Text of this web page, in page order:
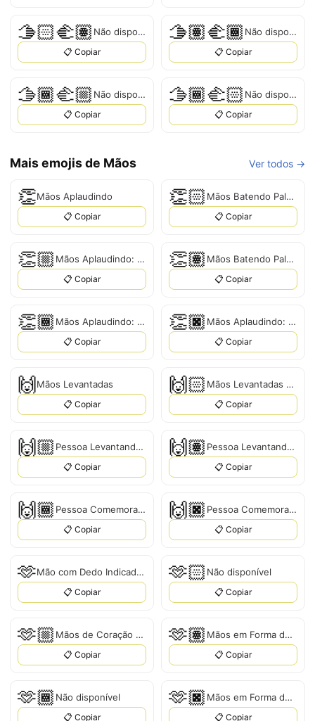
🫱🏻‍🫲🏽 Não disponível
📋 Copiar
🫱🏽‍🫲🏾 Não disponível
📋 Copiar
🫱🏾‍🫲🏼 Não disponível
📋 Copiar
🫱🏾‍🫲🏻 Não disponível
📋 Copiar
Mais emojis de Mãos Ver todos →
👏Mãos Aplaudindo
📋 Copiar
👏🏻 Mãos Batendo Palmas: Tom de Pele Claro
📋 Copiar
👏🏼 Mãos Aplaudindo: Tom de Pele Médio-Claro
📋 Copiar
👏🏽 Mãos Batendo Palmas: Tom de Pele Médio
📋 Copiar
👏🏾 Mãos Aplaudindo: Tom de Pele Médio-Escuro
📋 Copiar
👏🏿 Mãos Aplaudindo: Tom de Pele Escuro
📋 Copiar
🙌Mãos Levantadas
📋 Copiar
🙌🏻 Mãos Levantadas com Pele Clara
📋 Copiar
🙌🏼 Pessoa Levantando Ambas as Mãos em Celebração
📋 Copiar
🙌🏽 Pessoa Levantando Ambas as Mãos em Celebração
📋 Copiar
🙌🏾 Pessoa Comemorando com Ambas as Mãos para Cima: Tom de Pele Médio-Escuro
📋 Copiar
🙌🏿 Pessoa Comemorando com Ambas as Mãos Levantadas: Pele Escura
📋 Copiar
🫶 Mão com Dedo Indicador e Polegar Cruzados
📋 Copiar
🫶🏻 Não disponível
📋 Copiar
🫶🏼 Mãos de Coração com Tom de Pele Médio-Claro
📋 Copiar
🫶🏽 Mãos em Forma de Coração com Tom de Pele Médio
📋 Copiar
🫶🏾 Não disponível
📋 Copiar
🫶🏿 Mãos em Forma de Coração com Tom de Pele Escuro
📋 Copiar